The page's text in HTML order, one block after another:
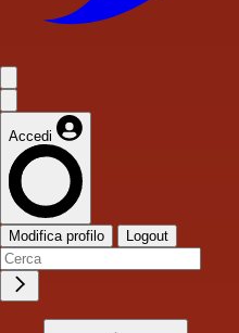
Accedi
Modifica profilo Logout